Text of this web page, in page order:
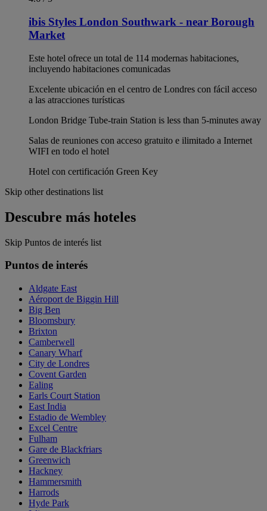
ibis Styles London Southwark - near Borough
Market
Este hotel ofrece un total de 114 modernas habitaciones,
incluyendo habitaciones comunicadas
Excelente ubicación en el centro de Londres con fácil acceso
a las atracciones turísticas
London Bridge Tube-train Station is less than 5-minutes away
Salas de reuniones con acceso gratuito e ilimitado a Internet
WIFI en todo el hotel
Hotel con certificación Green Key
Skip other destinations list
Descubre más hoteles
Skip Puntos de interés list
Puntos de interés
Aldgate East
Aéroport de Biggin Hill
Big Ben
Bloomsbury
Brixton
Camberwell
Canary Wharf
City de Londres
Covent Garden
Ealing
Earls Court Station
East India
Estadio de Wembley
Excel Centre
Fulham
Gare de Blackfriars
Greenwich
Hackney
Hammersmith
Harrods
Hyde Park